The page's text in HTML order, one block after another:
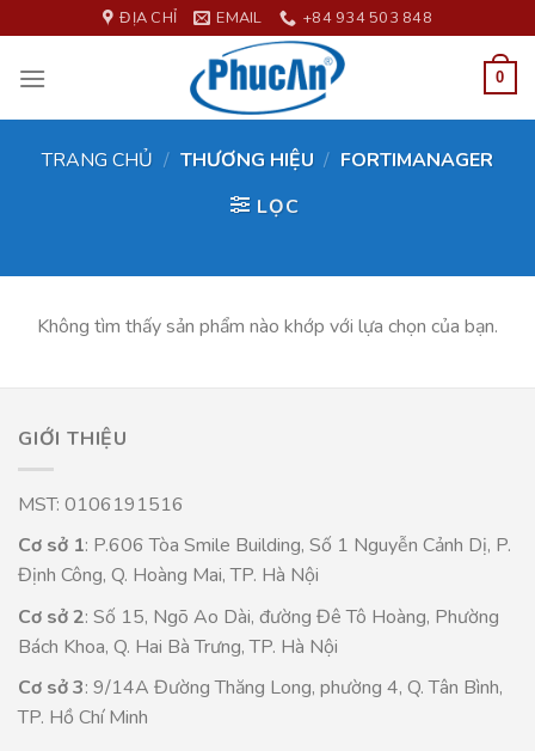
to
content
ĐỊA CHỈ EMAIL +84 934 503 848
0
TRANG CHỦ / THƯƠNG HIỆU / FORTIMANAGER
LỌC
Không tìm thấy sản phẩm nào khớp với lựa chọn của bạn.
GIỚI THIỆU
MST: 0106191516
Cơ sở 1: P.606 Tòa Smile Building, Số 1 Nguyễn Cảnh Dị, P.
Định Công, Q. Hoàng Mai, TP. Hà Nội
Cơ sở 2: Số 15, Ngõ Ao Dài, đường Đê Tô Hoàng, Phường
Bách Khoa, Q. Hai Bà Trưng, TP. Hà Nội
Cơ sở 3: 9/14A Đường Thăng Long, phường 4, Q. Tân Bình,
TP. Hồ Chí Minh